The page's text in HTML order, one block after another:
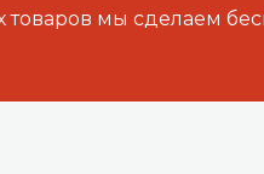
мы сделаем